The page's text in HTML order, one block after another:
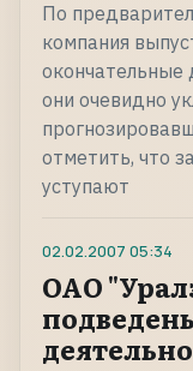
По
компания
окончательные
они очевидно
отметить, что
уступают
02.02.2007 05:34
ОАО